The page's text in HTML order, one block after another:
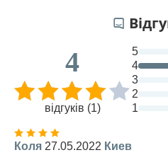
4
відгуків (1)
5
4
3
2
1
Коля 27.05.2022 Киев